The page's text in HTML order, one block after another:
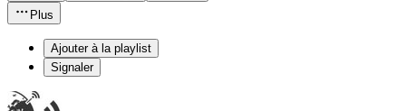
Plus
Ajouter à la playlist
Signaler